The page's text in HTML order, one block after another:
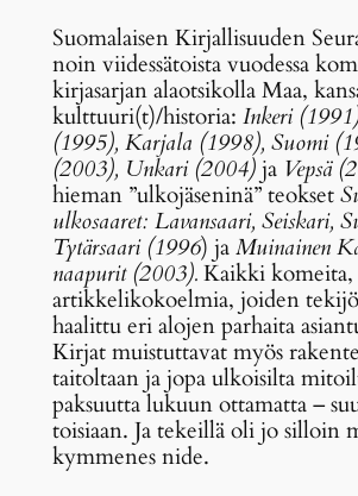
Suomalaisen Kirjallisuuden
noin viidessätoista vuodessa
kirjasarjan alaotsikolla Maa,
kulttuuri(t)/historia: Inkeri
(1995), Karjala (1998), Suomi
(2003), Unkari (2004) ja Vepsä
hieman ”ulkojäseninä” teokset
ulkosaaret: Lavansaari, Seiskari,
Tytärsaari (1996) ja Muinainen
naapurit (2003).Kaikki komeita,
artikkelikokoelmia, joiden
haalittu eri alojen parhaita
Kirjat muistuttavat myös
taitoltaan ja jopa ulkoisilta
paksuutta lukuun ottamatta –
toisiaan. Ja tekeillä oli jo silloin
kymmenes nide.